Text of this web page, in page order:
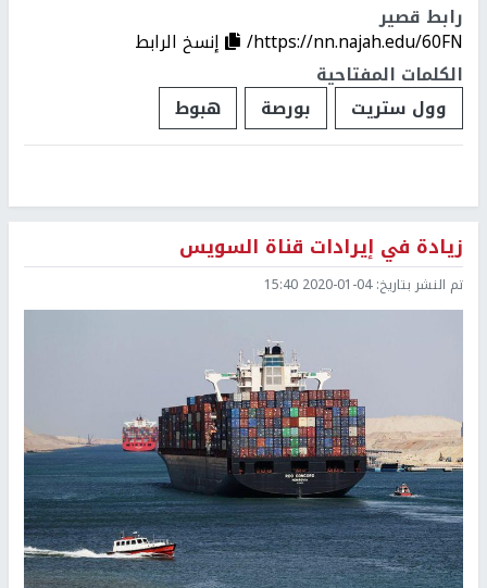
رابط قصير
https://nn.najah.edu/60FN/
إنسخ الرابط
الكلمات المفتاحية
وول ستريت
بورصة هبوط
زيادة في إيرادات قناة السويس
تم النشر بتاريخ:2020-01-04 15:40